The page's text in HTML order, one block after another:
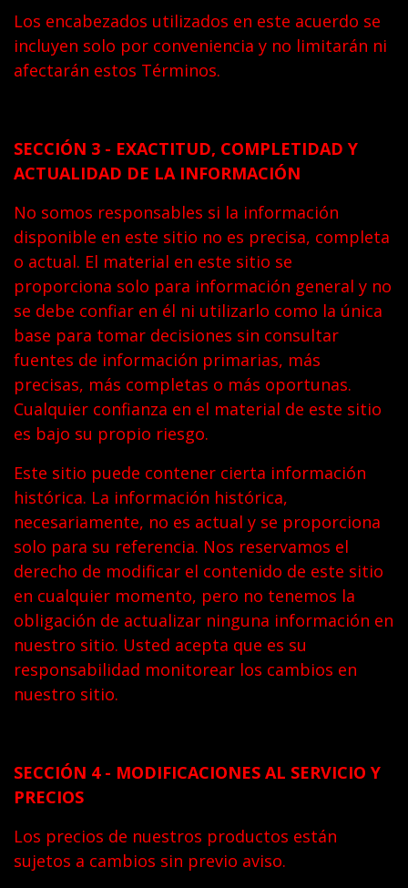
Los encabezados utilizados en este acuerdo se
incluyen solo por conveniencia y no limitarán ni
afectarán estos Términos.
SECCIÓN 3 - EXACTITUD, COMPLETIDAD Y
ACTUALIDAD DE LA INFORMACIÓN
No somos responsables si la información
disponible en este sitio no es precisa, completa
o actual. El material en este sitio se
proporciona solo para información general y no
se debe confiar en él ni utilizarlo como la única
base para tomar decisiones sin consultar
fuentes de información primarias, más
precisas, más completas o más oportunas.
Cualquier confianza en el material de este sitio
es bajo su propio riesgo.
Este sitio puede contener cierta información
histórica. La información histórica,
necesariamente, no es actual y se proporciona
solo para su referencia. Nos reservamos el
derecho de modificar el contenido de este sitio
en cualquier momento, pero no tenemos la
obligación de actualizar ninguna información en
nuestro sitio. Usted acepta que es su
responsabilidad monitorear los cambios en
nuestro sitio.
SECCIÓN 4 - MODIFICACIONES AL SERVICIO Y
PRECIOS
Los precios de nuestros productos están
sujetos a cambios sin previo aviso.